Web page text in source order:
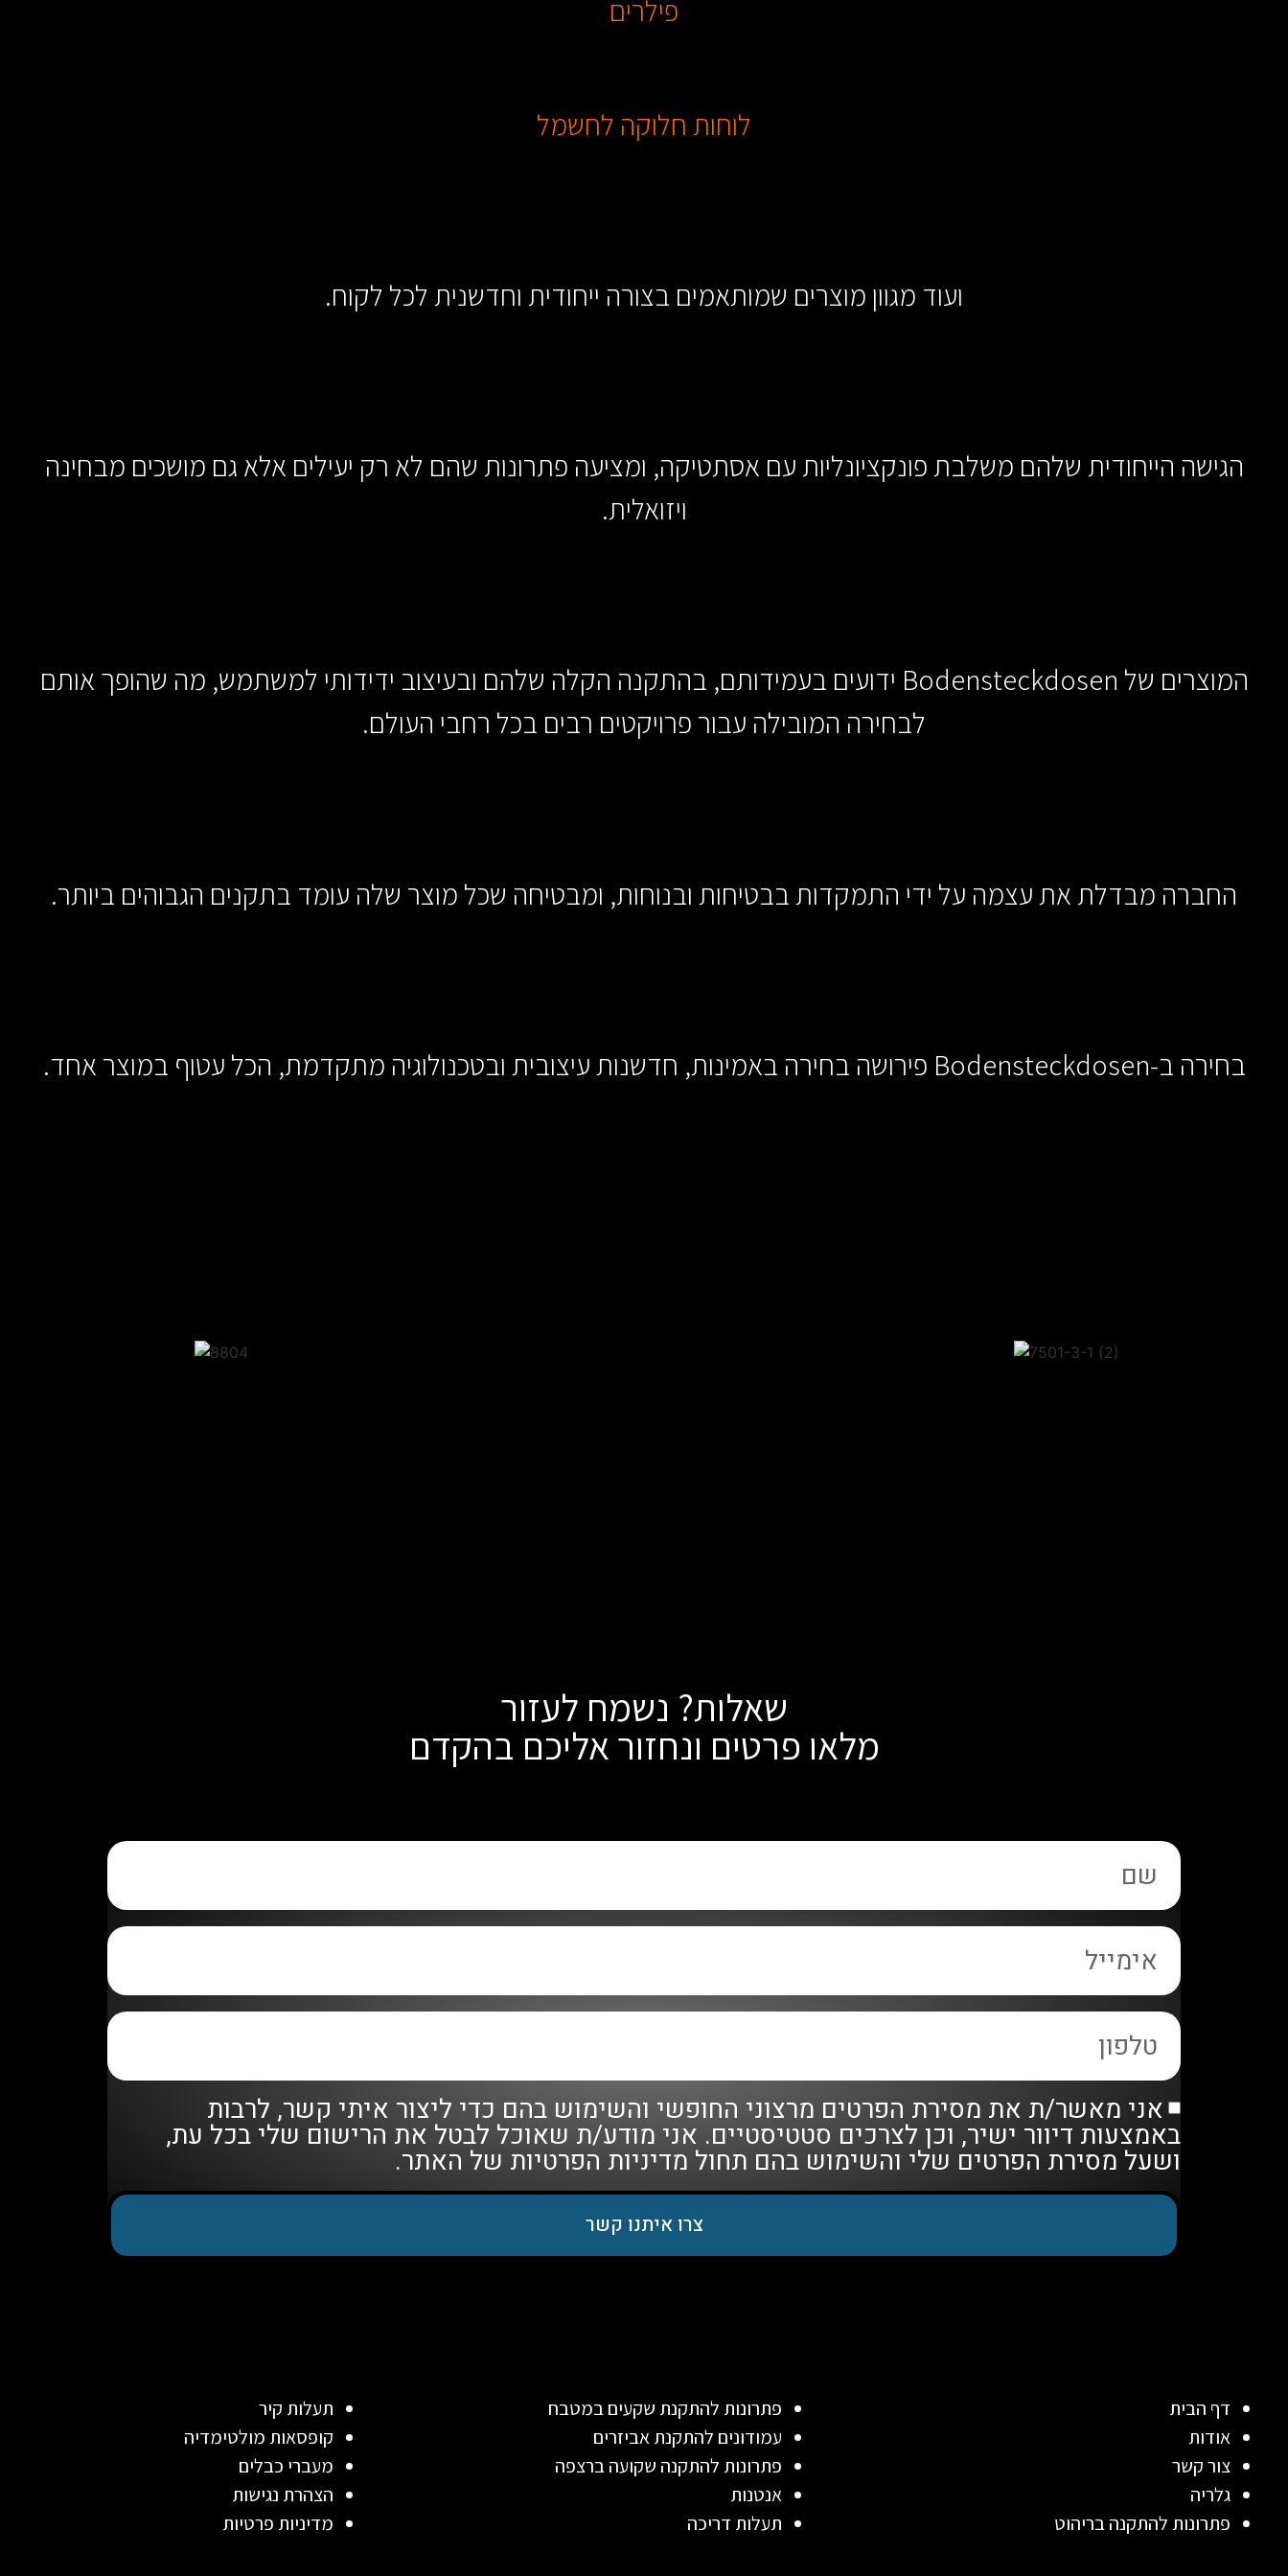
פילרים
לוחות חלוקה לחשמל
ועוד מגוון מוצרים שמותאמים בצורה ייחודית וחדשנית לכל לקוח.
הגישה הייחודית שלהם משלבת פונקציונליות עם אסתטיקה, ומציעה פתרונות שהם לא רק יעילים אלא גם מושכים מבחינה
ויזואלית.
המוצרים של Bodensteckdosen ידועים בעמידותם, בהתקנה הקלה שלהם ובעיצוב ידידותי למשתמש, מה שהופך אותם
לבחירה המובילה עבור פרויקטים רבים בכל רחבי העולם.
החברה מבדלת את עצמה על ידי התמקדות בבטיחות ובנוחות, ומבטיחה שכל מוצר שלה עומד בתקנים הגבוהים ביותר.
בחירה ב-Bodensteckdosen פירושה בחירה באמינות, חדשנות עיצובית ובטכנולוגיה מתקדמת, הכל עטוף במוצר אחד.
שאלות? נשמח לעזור
מלאו פרטים ונחזור אליכם בהקדם
אני מאשר/ת את מסירת הפרטים מרצוני החופשי והשימוש בהם כדי ליצור איתי קשר, לרבות
באמצעות דיוור ישיר, וכן לצרכים סטטיסטיים. אני מודע/ת שאוכל לבטל את הרישום שלי בכל עת,
ושעל מסירת הפרטים שלי והשימוש בהם תחול מדיניות הפרטיות של האתר.
צרו איתנו קשר
דף הבית
אודות
צור קשר
גלריה
פתרונות להתקנה בריהוט
פתרונות להתקנת שקעים במטבח
עמודונים להתקנת אביזרים
פתרונות להתקנה שקועה ברצפה
אנטנות
תעלות דריכה
תעלות קיר
קופסאות מולטימדיה
מעברי כבלים
הצהרת נגישות
מדיניות פרטיות